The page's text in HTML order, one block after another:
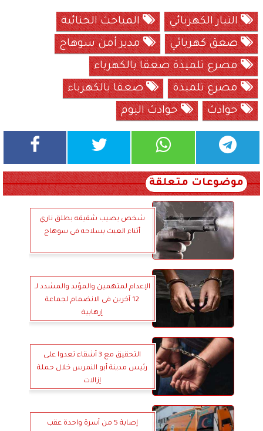
التيار الكهربائي
المباحث الجنائية
صعق كهربائي
مدير أمن سوهاج
مصرع تلميذة صعقا بالكهرباء
مصرع تلميذة
صعقا بالكهرباء
حوادث
حوادث اليوم
موضوعات متعلقة
شخص يصيب شقيقه بطلق ناري
أثناء العبث بسلاحه فى سوهاج
الإعدام لمتهمين والمؤبد والمشدد لـ
12 آخرين فى الانضمام لجماعة
إرهابية
التحقيق مع 3 أشقاء تعدوا على
رئيس مدينة أبو النمرس خلال حملة
إزالات
إصابة 5 من أسرة واحدة عقب